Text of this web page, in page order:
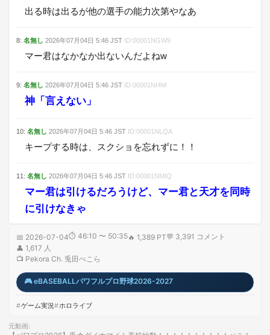
出る時は出るが他の選手の能力次第やなあ
8: 名無し 2026年07月04日 5:46 JST ID:00001NGW9
マー君はなかなか出ないんだよねw
9: 名無し 2026年07月04日 5:46 JST ID:00001NI4M
神「言えない」
10: 名無し 2026年07月04日 5:46 JST ID:00001NLQA
キープする時は、スクショを忘れずに！！
11 : 名無し 2026年07月04日 5:46 JST ID:00001NMIQ
マー君は引けるだろうけど、マー君と天才を同時
に引けなきゃ
📅 2026-07-04⏱ 46:10 〜 50:35🔥 1,389 PT💬 3,391 コメント
👤 1,617 人
📺 Pekora Ch. 兎田ぺこら
🎮eBASEBALLパワフルプロ野球2026-2027
ゲーム実況 ホロライブ
元動画: